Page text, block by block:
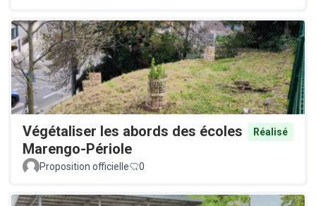
Végétaliser les abords des écoles
Marengo-Périole
Réalisé
Proposition officielle 0